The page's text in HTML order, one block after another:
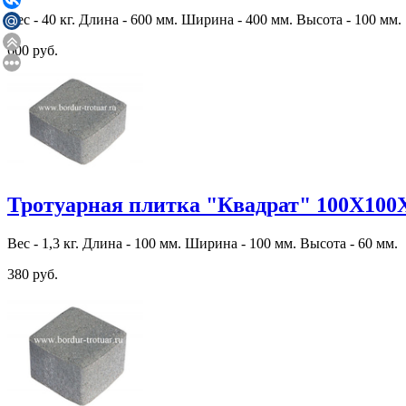
Вес - 40 кг. Длина - 600 мм. Ширина - 400 мм. Высота - 100 мм.
600 руб.
Тротуарная плитка "Квадрат"
Вес - 1,3 кг. Длина - 100 мм. Ширина - 100 мм. Высота - 60 мм.
380 руб.